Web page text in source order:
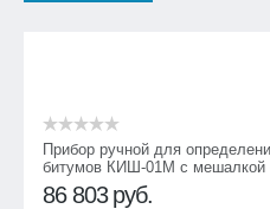
Прибор ручной для
битумов КИШ-01М с мешалкой
86 803 руб.